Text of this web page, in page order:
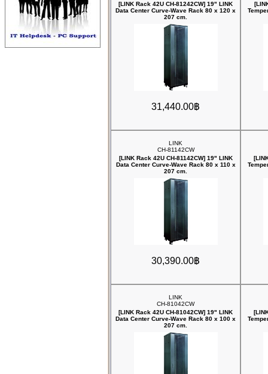
[LINK Rack 42U CH-81242CW] 19" LINK
Data Center Curve-Wave Rack 80 x 120 x
207 cm.
31,440.00฿
LINK
CH-81142CW
[LINK Rack 42U CH-81142CW] 19" LINK
Data Center Curve-Wave Rack 80 x 110 x
207 cm.
30,390.00฿
LINK
CH-81042CW
[LINK Rack 42U CH-81042CW] 19" LINK
Data Center Curve-Wave Rack 80 x 100 x
207 cm.